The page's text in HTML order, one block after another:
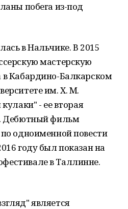
побега из-под
в Нальчике. В 2015
мастерскую
в Кабардино-Балкарском
им. Х. М.
- ее вторая
Дебютный фильм
одноименной повести
году был показан на
в Таллинне.
является